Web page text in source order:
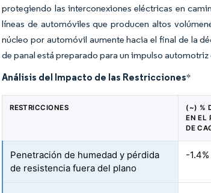
protegiendo las interconexiones eléctricas en
líneas de automóviles que producen altos
núcleo por automóvil aumente hacia el final de la
de panal está preparado para un impulso
Análisis del Impacto de las Restricciones*
RESTRICCIONES
(~) %
EN EL
DE
Penetración de humedad y pérdida
de resistencia fuera del plano
-1.4%